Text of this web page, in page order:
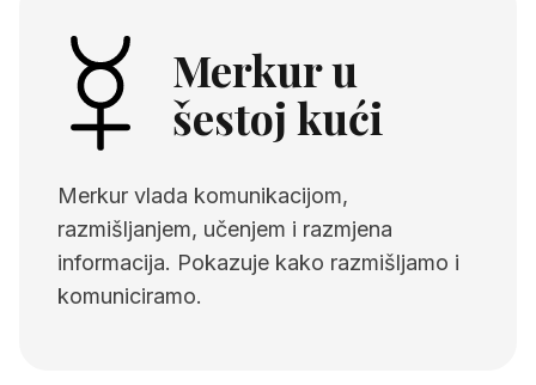
Merkur u
šestoj kući
Merkur vlada komunikacijom,
razmišljanjem, učenjem i razmjena
informacija. Pokazuje kako razmišljamo i
komuniciramo.